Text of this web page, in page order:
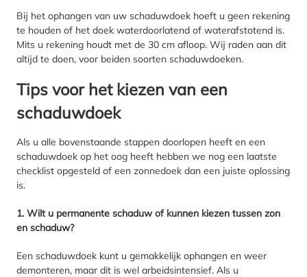
Bij het ophangen van uw schaduwdoek hoeft u geen rekening
te houden of het doek waterdoorlatend of waterafstotend is.
Mits u rekening houdt met de 30 cm afloop. Wij raden aan dit
altijd te doen, voor beiden soorten schaduwdoeken.
Tips voor het kiezen van een
schaduwdoek
Als u alle bovenstaande stappen doorlopen heeft en een
schaduwdoek op het oog heeft hebben we nog een laatste
checklist opgesteld of een zonnedoek dan een juiste oplossing
is.
1. Wilt u permanente schaduw of kunnen kiezen tussen zon
en schaduw?
Een schaduwdoek kunt u gemakkelijk ophangen en weer
demonteren, maar dit is wel arbeidsintensief. Als u